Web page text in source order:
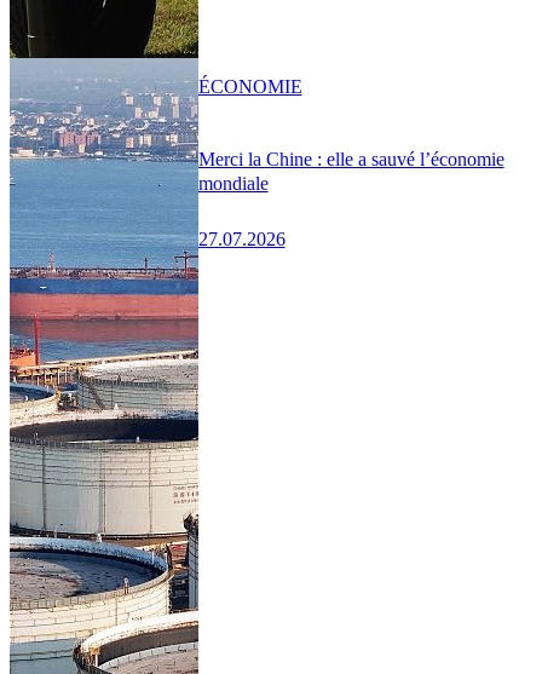
Merci la Chine : elle a sauvé l’économie
mondiale
27.07.2026
ÉCONOMIE